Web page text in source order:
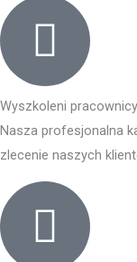
Wyszkoleni pracownicy
Nasza profesjonalna
zlecenie naszych